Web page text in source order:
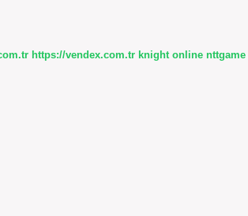
https://vendex.com.tr knight online nttgame